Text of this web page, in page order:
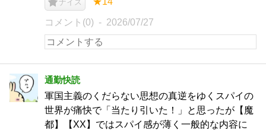
ナイス
コメント(0) 2026/07/27
通勤快読
軍国主義のくだらない思想の真逆をゆくスパイの
世界が痛快で「当たり引いた！」と思ったが【魔
都】【XX】ではスパイ感が薄く一般的な内容に